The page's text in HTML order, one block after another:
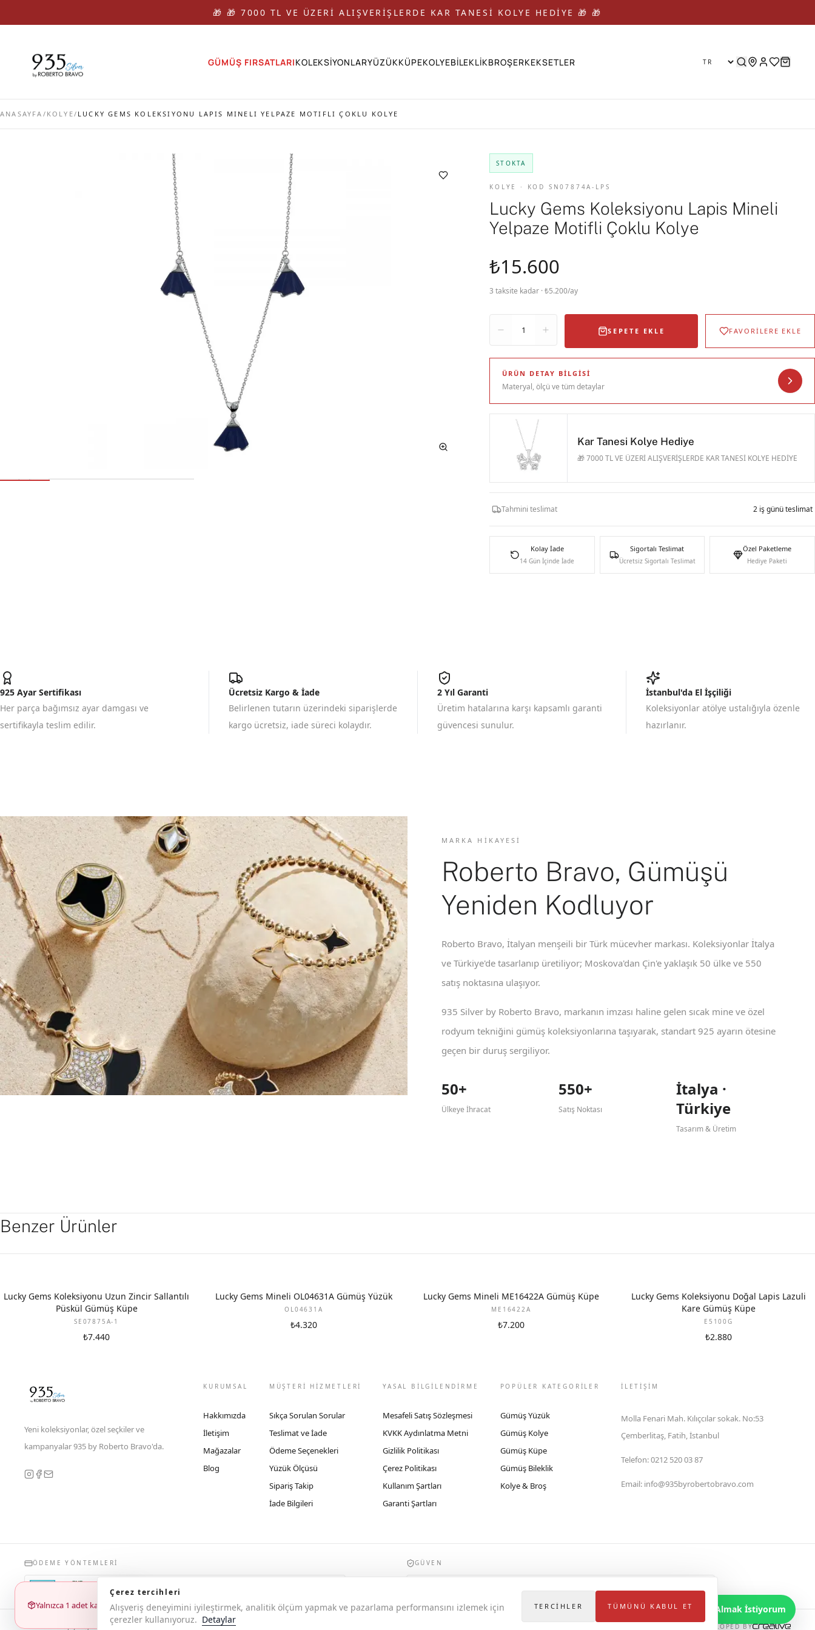
🎁 🎁 7000 TL VE ÜZERİ ALIŞVERİŞLERDE KAR TANESİ KOLYE HEDİYE 🎁 🎁
GÜMÜŞ FIRSATLARIKOLEKSİYONLARYÜZÜKKÜPEKOLYEBİLEKLİKBROŞERKEKSETLER
ANASAYFA / KOLYE/ LUCKY GEMS KOLEKSIYONU LAPIS MINELI YELPAZE MOTIFLI ÇOKLU KOLYE
STOKTA
KOLYE · KOD SN07874A-LPS
Lucky Gems Koleksiyonu Lapis Mineli
Yelpaze Motifli Çoklu Kolye
Yalnızca 1 adet kaldı
₺15.600
3 taksite kadar · ₺5.200/ay
1 SEPETE EKLE FAVORİLERE EKLE
ÜRÜN DETAY BILGISI
Materyal, ölçü ve tüm detaylar
Kar Tanesi Kolye Hediye
🎁 7000 TL VE ÜZERİ ALIŞVERİŞLERDE KAR TANESİ KOLYE HEDİYE
Tahmini teslimat 2 iş günü teslimat
Kolay İade
14 Gün İçinde İade
Sigortalı Teslimat
Ücretsiz Sigortalı Teslimat
Özel Paketleme
Hediye Paketi
925 Ayar Sertifikası
Her parça bağımsız ayar damgası ve
sertifikayla teslim edilir.
Ücretsiz Kargo & İade
Belirlenen tutarın üzerindeki siparişlerde
kargo ücretsiz, iade süreci kolaydır.
2 Yıl Garanti
Üretim hatalarına karşı kapsamlı garanti
güvencesi sunulur.
İstanbul'da El İşçiliği
Koleksiyonlar atölye ustalığıyla özenle
hazırlanır.
MARKA HIKAYESI
Roberto Bravo, Gümüşü
Yeniden Kodluyor
Roberto Bravo, İtalyan menşeili bir Türk mücevher markası. Koleksiyonlar İtalya
ve Türkiye'de tasarlanıp üretiliyor; Moskova'dan Çin'e yaklaşık 50 ülke ve 550
satış noktasına ulaşıyor.
935 Silver by Roberto Bravo, markanın imzası haline gelen sıcak mine ve özel
rodyum tekniğini gümüş koleksiyonlarına taşıyarak, standart 925 ayarın ötesine
geçen bir duruş sergiliyor.
50+
Ülkeye İhracat
550+
Satış Noktası
İtalya ·
Türkiye
Tasarım & Üretim
Benzer Ürünler
Lucky Gems Koleksiyonu Uzun Zincir Sallantılı
Püskül Gümüş Küpe
SE07875A-1
₺7.440
Lucky Gems Mineli OL04631A Gümüş Yüzük
OL04631A
₺4.320
Lucky Gems Mineli ME16422A Gümüş Küpe
ME16422A
₺7.200
Lucky Gems Koleksiyonu Doğal Lapis Lazuli
Kare Gümüş Küpe
E5100G
₺2.880
Yeni koleksiyonlar, özel seçkiler ve
kampanyalar 935 by Roberto Bravo'da.
KURUMSAL
Hakkımızda
İletişim
Mağazalar
Blog
MÜŞTERİ HİZMETLERİ
Sıkça Sorulan Sorular
Teslimat ve İade
Ödeme Seçenekleri
Yüzük Ölçüsü
Sipariş Takip
İade Bilgileri
YASAL BİLGİLENDİRME
Mesafeli Satış Sözleşmesi
KVKK Aydınlatma Metni
Gizlilik Politikası
Çerez Politikası
Kullanım Şartları
Garanti Şartları
POPÜLER KATEGORİLER
Gümüş Yüzük
Gümüş Kolye
Gümüş Küpe
Gümüş Bileklik
Kolye & Broş
İLETIŞIM
Molla Fenari Mah. Kılıçcılar sokak. No:53
Çemberlitaş, Fatih, İstanbul
Telefon:0212 520 03 87
Email: info@935byrobertobravo.com
ÖDEME YÖNTEMLERI GÜVEN
© 2026 Copyright 935 by Roberto Bravo DEVELOPED BY
Bilgi Almak İstiyorum
Çerez tercihleri
Alışveriş deneyimini iyileştirmek, analitik ölçüm yapmak ve pazarlama performansını izlemek için
çerezler kullanıyoruz. Detaylar
TERCIHLER TÜMÜNÜ KABUL ET